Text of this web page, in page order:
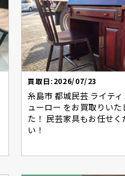
買取日:2026/07/23
糸島市 都城民芸 ライテ
ューロー をお買取りいた
た！ 民芸家具もお任せく
い！